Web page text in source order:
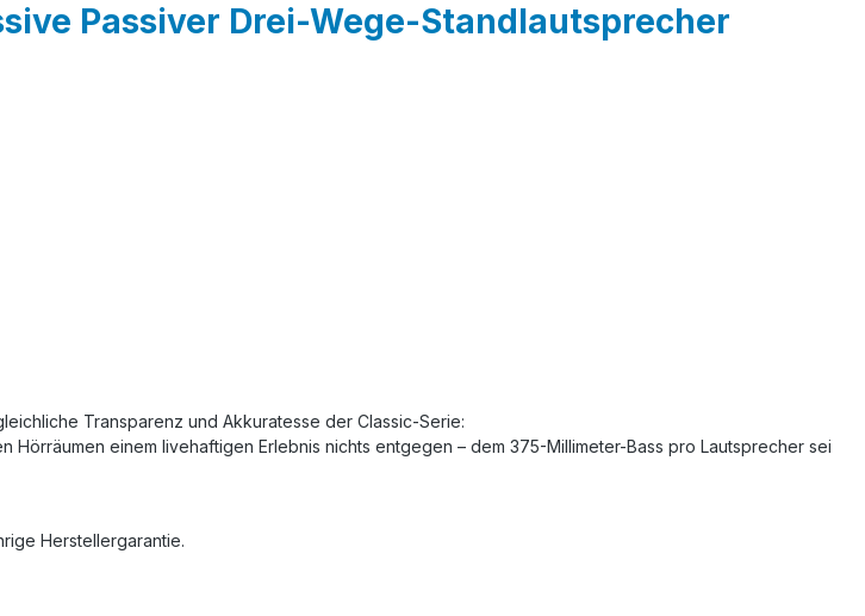
Passiver Drei-Wege-Standlautsprecher
Transparenz und Akkuratesse der Classic-Serie:
Hörräumen einem livehaftigen Erlebnis nichts entgegen – dem 375-Millimeter-Bass pro Lautsprecher sei
Herstellergarantie.